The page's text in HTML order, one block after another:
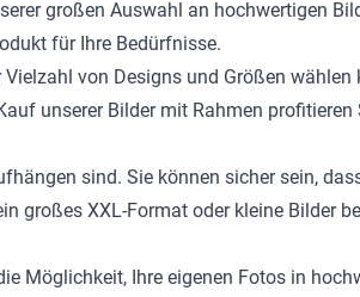
großen Auswahl an hochwertigen
für Ihre Bedürfnisse.
von Designs und Größen
unserer Bilder mit Rahmen
sind. Sie können sicher sein,
großes XXL-Format oder kleine Bilder
Möglichkeit, Ihre eigenen Fotos in